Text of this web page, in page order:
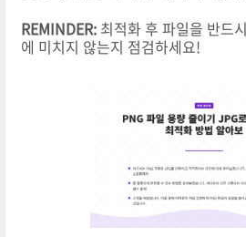
REMINDER:최적화 후 파일을 반드
에 미치지 않는지 점검하세요!